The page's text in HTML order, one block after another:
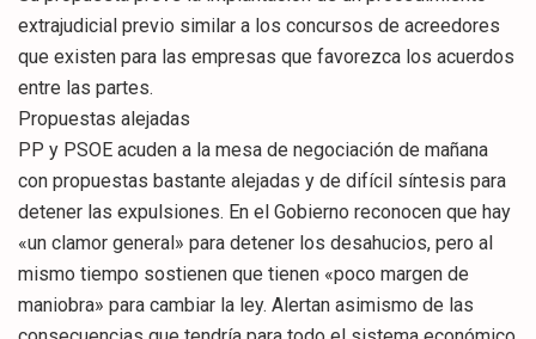
extrajudicial previo similar a los concursos de acreedores
que existen para las empresas que favorezca los acuerdos
entre las partes.
Propuestas alejadas
PP y PSOE acuden a la mesa de negociación de mañana
con propuestas bastante alejadas y de difícil síntesis para
detener las expulsiones. En el Gobierno reconocen que hay
«un clamor general» para detener los desahucios, pero al
mismo tiempo sostienen que tienen «poco margen de
maniobra» para cambiar la ley. Alertan asimismo de las